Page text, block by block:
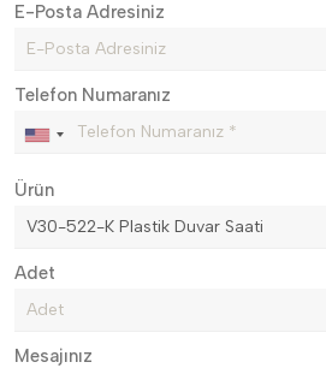
E-Posta Adresiniz
Telefon Numaranız
Ürün
Adet
Mesajınız